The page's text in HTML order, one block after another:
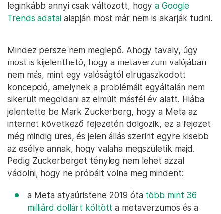
leginkább annyi csak változott, hogy a Google
Trends adatai alapján most már nem is akarják tudni.
Mindez persze nem meglepő. Ahogy tavaly, úgy
most is kijelenthető, hogy a metaverzum valójában
nem más, mint egy valóságtól elrugaszkodott
koncepció, amelynek a problémáit egyáltalán nem
sikerült megoldani az elmúlt másfél év alatt. Hiába
jelentette be Mark Zuckerberg, hogy a Meta az
internet következő fejezetén dolgozik, ez a fejezet
még mindig üres, és jelen állás szerint egyre kisebb
az esélye annak, hogy valaha megszületik majd.
Pedig Zuckerberget tényleg nem lehet azzal
vádolni, hogy ne próbált volna meg mindent:
a Meta atyaúristene 2019 óta több mint 36
milliárd dollárt költött a metaverzumos és a